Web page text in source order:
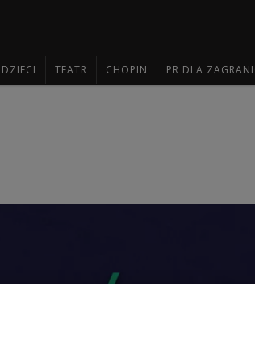
DZIECI TEATR CHOPIN PR DLA